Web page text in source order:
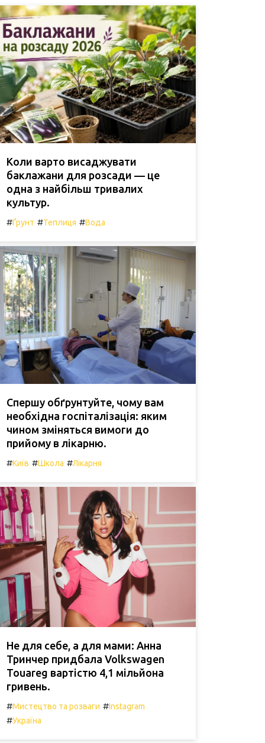
Коли варто висаджувати
баклажани для розсади — це
одна з найбільш тривалих
культур.
#Ґрунт #Теплиця #Вода
Спершу обґрунтуйте, чому вам
необхідна госпіталізація: яким
чином зміняться вимоги до
прийому в лікарню.
#Київ #Школа #Лікарня
Не для себе, а для мами: Анна
Тринчер придбала Volkswagen
Touareg вартістю 4,1 мільйона
гривень.
#Мистецтво та розваги #Instagram
#Україна